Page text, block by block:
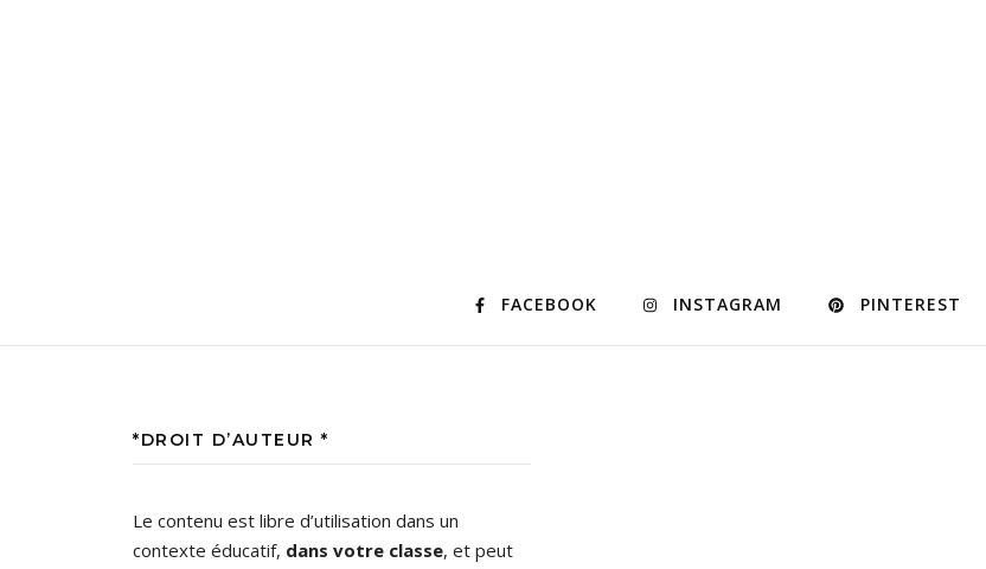
FACEBOOK INSTAGRAM PINTEREST
*DROIT D’AUTEUR *
Le contenu est libre d’utilisation dans un
contexte éducatif, dans votre classe, et peut